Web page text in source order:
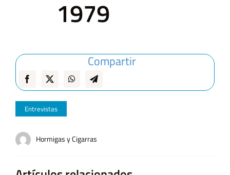
1979
Compartir
Entrevistas
Hormigas y Cigarras